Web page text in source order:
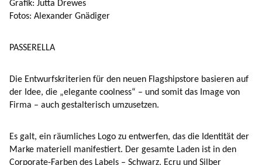
Grafik: Jutta Drewes
Fotos: Alexander Gnädiger
PASSERELLA
Die Entwurfskriterien für den neuen Flagshipstore basieren auf
der Idee, die „elegante coolness“ – und somit das Image von
Firma – auch gestalterisch umzusetzen.
Es galt, ein räumliches Logo zu entwerfen, das die Identität der
Marke materiell manifestiert. Der gesamte Laden ist in den
Corporate-Farben des Labels – Schwarz, Ecru und Silber